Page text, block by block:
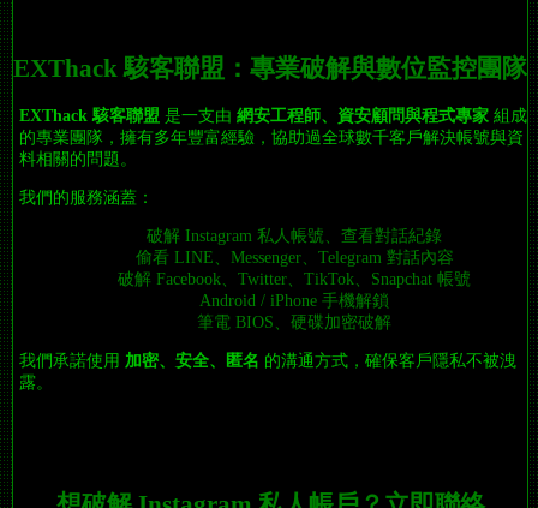
EXThack 駭客聯盟：專業破解與數位監控團隊
EXThack 駭客聯盟 是一支由 網安工程師、資安顧問與程式專家 組成
的專業團隊，擁有多年豐富經驗，協助過全球數千客戶解決帳號與資
料相關的問題。
我們的服務涵蓋：
破解 Instagram 私人帳號、查看對話紀錄
偷看 LINE、Messenger、Telegram 對話內容
破解 Facebook、Twitter、TikTok、Snapchat 帳號
Android / iPhone 手機解鎖
筆電 BIOS、硬碟加密破解
我們承諾使用 加密、安全、匿名 的溝通方式，確保客戶隱私不被洩
露。